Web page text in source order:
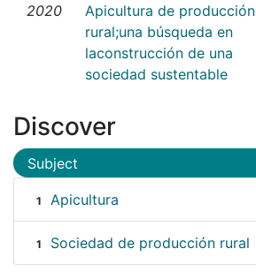
2020
Apicultura de producción
rural;una búsqueda en
laconstrucción de una
sociedad sustentable
Discover
Subject
1 Apicultura
1 Sociedad de producción rural